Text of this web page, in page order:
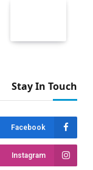
Stay In Touch
Facebook
Instagram